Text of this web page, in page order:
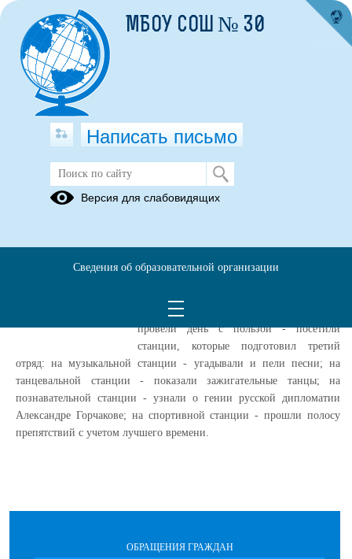
Публикации за 18.06.2025
День 12
Сегодня третья группа наших
Баден. Оставшиеся в лагере ребята
провели день с пользой - посетили
станции, которые подготовил третий
отряд: на музыкальной станции - угадывали и пели песни; на
танцевальной станции - показали зажигательные танцы; на
познавательной станции - узнали о гении русской дипломатии
Александре Горчакове; на спортивной станции - прошли полосу
препятствий с учетом лучшего времени.
ОБРАЩЕНИЯ ГРАЖДАН
МБОУ СОШ № 30
Написать письмо
Версия для слабовидящих
Сведения об образовательной организации